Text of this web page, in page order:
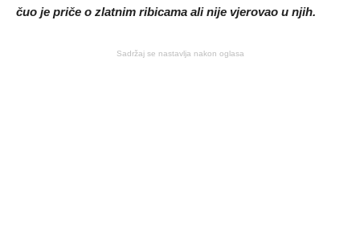
čuo je priče o zlatnim ribicama ali nije vjerovao u njih.
Sadržaj se nastavlja nakon oglasa